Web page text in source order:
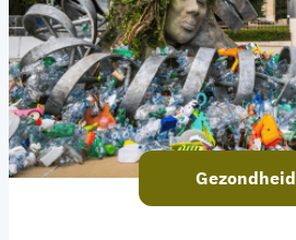
Gezondheid